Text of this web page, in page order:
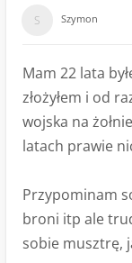
Szymon
Mam 22 lata
złożyłem i od
wojska na
latach prawie
Przypominam
broni itp ale
sobie musztrę,